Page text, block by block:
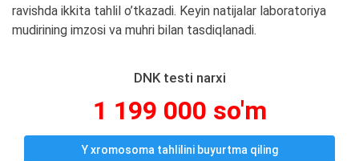
ravishda ikkita tahlil o’tkazadi. Keyin natijalar laboratoriya
mudirining imzosi va muhri bilan tasdiqlanadi.
DNK testi narxi
1 199 000 so'm
Y xromosoma tahlilini buyurtma qiling